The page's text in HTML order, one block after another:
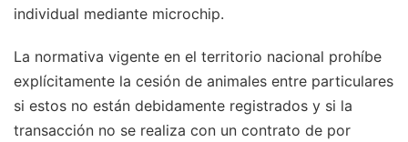
individual mediante microchip.
La normativa vigente en el territorio nacional prohíbe
explícitamente la cesión de animales entre particulares
si estos no están debidamente registrados y si la
transacción no se realiza con un contrato de por